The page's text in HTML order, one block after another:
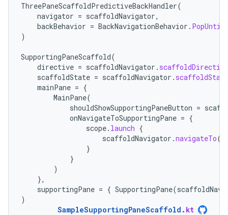
ThreePaneScaffoldPredictiveBackHandler(
navigator = scaffoldNavigator,
backBehavior = BackNavigationBehavior .
)
SupportingPaneScaffold(
directive = scaffoldNavigator . scaffoldDirective
scaffoldState = scaffoldNavigator . scaffoldState
mainPane = {
MainPane(
shouldShowSupportingPaneButton =
onNavigateToSupportingPane = {
scope. launch {
scaffoldNavigator .navigateTo(
}
}
)
},
supportingPane = { SupportingPane(
)
SampleSupportingPaneScaffold . kt